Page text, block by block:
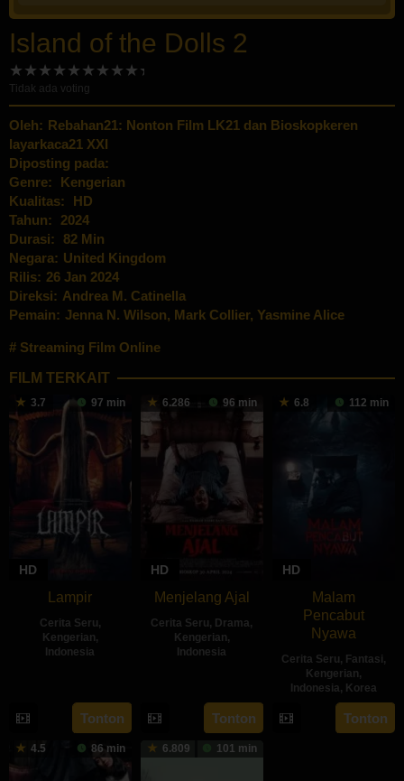
Island of the Dolls 2
Tidak ada voting
Oleh: Rebahan21: Nonton Film LK21 dan Bioskopkeren
layarkaca21 XXI
Diposting pada:
Genre:
Kengerian
Kualitas:
HD
Tahun:
2024
Durasi: 82 Min
Negara: United Kingdom
Rilis: 26 Jan 2024
Direksi: Andrea M. Catinella
Pemain: Jenna N. Wilson, Mark Collier, Yasmine Alice
Streaming Film Online
FILM TERKAIT
3.7 97 min
HD
Lampir
Cerita Seru,
Kengerian,
Indonesia
Feb
2024
Gulardi
Tonton
6.286 96 min
HD
Menjelang Ajal
Cerita Seru, Drama,
Kengerian,
Indonesia
Apr
2024
Daeng
Ratu
Tonton
6.8 112 min
HD
Malam
Pencabut
Nyawa
Cerita Seru, Fantasi,
Kengerian,
Indonesia, Korea
22
May
Sidharta
Tata
Tonton
4.5 86 min 6.809 101 min